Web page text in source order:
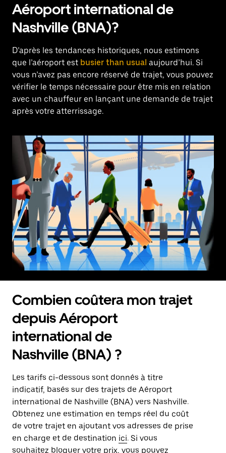
Aéroport international de
Nashville (BNA)?
D’après les tendances historiques, nous estimons
que l’aéroport est busier than usual aujourd’hui. Si
vous n’avez pas encore réservé de trajet, vous pouvez
vérifier le temps nécessaire pour être mis en relation
avec un chauffeur en lançant une demande de trajet
après votre atterrissage.
Combien coûtera mon trajet
depuis Aéroport
international de
Nashville (BNA) ?
Les tarifs ci-dessous sont donnés à titre
indicatif, basés sur des trajets de Aéroport
international de Nashville (BNA) vers Nashville.
Obtenez une estimation en temps réel du coût
de votre trajet en ajoutant vos adresses de prise
en charge et de destination ici. Si vous
souhaitez bloquer votre prix, vous pouvez